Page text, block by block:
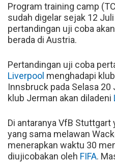
Program training camp
sudah digelar sejak 12
pertandingan uji coba
berada di Austria.
Pertandingan uji coba
Liverpool menghadapi
Innsbruck pada Selasa
klub Jerman akan diladeni
Di antaranya VfB Stuttgart
yang sama melawan
menerapkan waktu 30
diujicobakan oleh FIFA.